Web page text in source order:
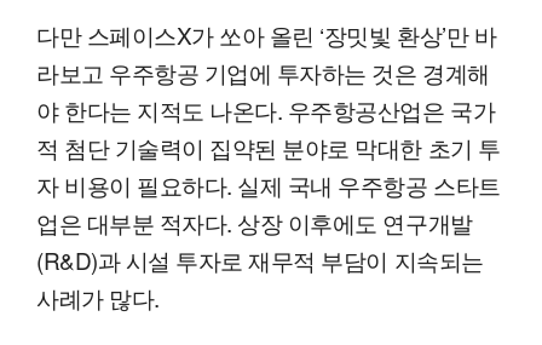
다만 스페이스X가 쏘아 올린 ‘장밋빛 환상’만 바
라보고 우주항공 기업에 투자하는 것은 경계해
야 한다는 지적도 나온다. 우주항공산업은 국가
적 첨단 기술력이 집약된 분야로 막대한 초기 투
자 비용이 필요하다. 실제 국내 우주항공 스타트
업은 대부분 적자다. 상장 이후에도 연구개발
(R&D)과 시설 투자로 재무적 부담이 지속되는
사례가 많다.